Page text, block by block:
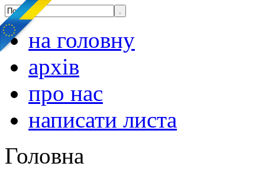
на головну
архів
про нас
написати листа
Головна